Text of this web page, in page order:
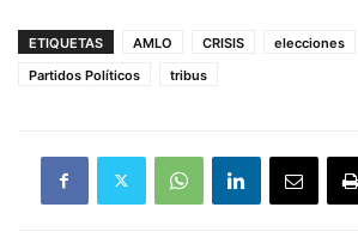
ETIQUETAS AMLO CRISIS elecciones
Partidos Políticos
tribus